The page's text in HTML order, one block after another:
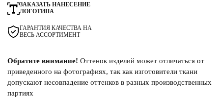
ЗАКАЗАТЬ НАНЕСЕНИЕ
ЛОГОТИПА
ГАРАНТИЯ КАЧЕСТВА НА
ВЕСЬ АССОРТИМЕНТ
Обратите внимание! Оттенок изделий может отличаться от
приведенного на фотографиях, так как изготовители ткани
допускают несовпадение оттенков в разных производственных
партиях